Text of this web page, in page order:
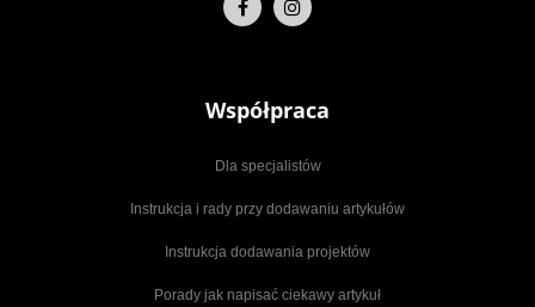
Współpraca
Dla specjalistów
Instrukcja i rady przy dodawaniu artykułów
Instrukcja dodawania projektów
Porady jak napisać ciekawy artykuł